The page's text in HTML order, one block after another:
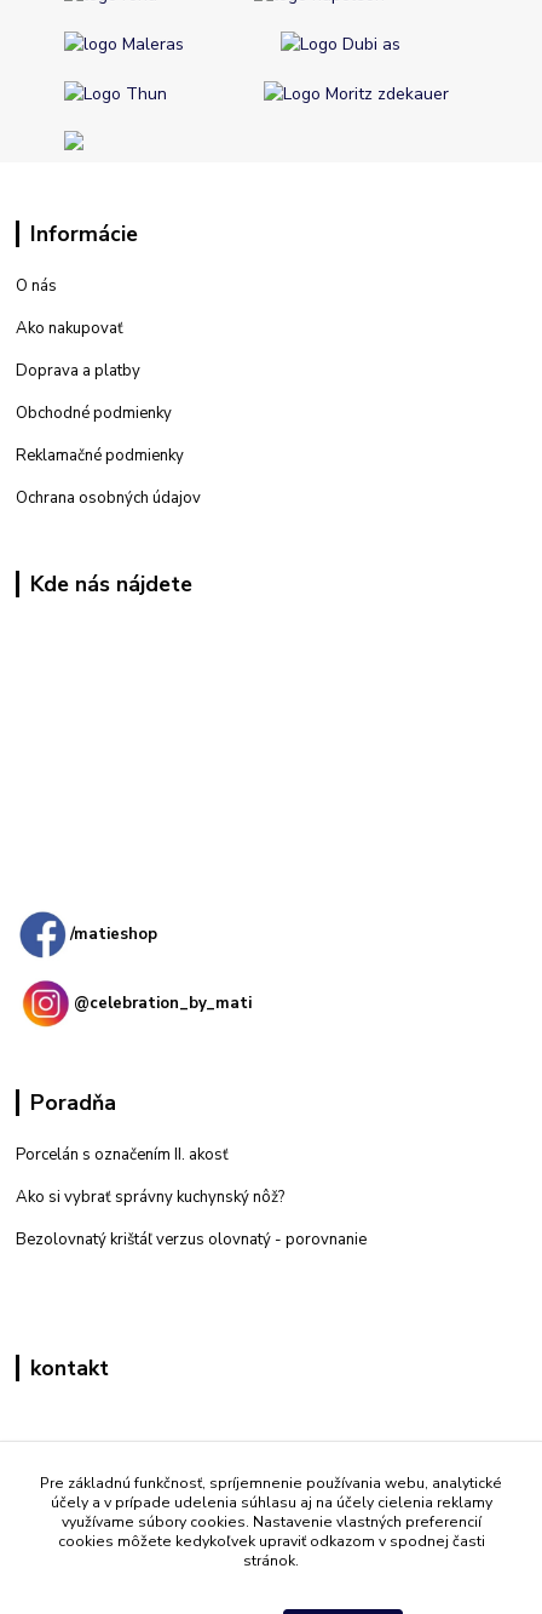
Informácie
O nás
Ako nakupovať
Doprava a platby
Obchodné podmienky
Reklamačné podmienky
Ochrana osobných údajov
Kde nás nájdete
/matieshop
@celebration_by_mati
Poradňa
Porcelán s označením II. akosť
Ako si vybrať správny kuchynský nôž?
Bezolovnatý krištáľ verzus olovnatý - porovnanie
kontakt
+421 908 861 051
(Po - Pia 7:30-15:30)
info@mati.sk
Pre základnú funkčnosť, spríjemnenie používania webu, analytické
účely a v prípade udelenia súhlasu aj na účely cielenia reklamy
využívame súbory cookies. Nastavenie vlastných preferencií
cookies môžete kedykoľvek upraviť odkazom v spodnej časti
stránok.